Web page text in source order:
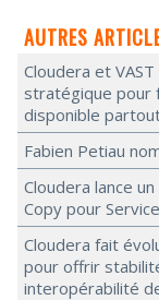
AUTRES
Cloudera et
stratégique pour
disponible
Fabien Petiau
Cloudera lance
Copy pour
Cloudera fait
pour offrir
interopérabilité